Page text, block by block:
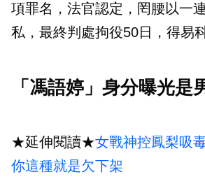
項罪名，法官認定，罔腰以一
私，最終判處拘役50日，得易
「馮語婷」身分曝光是
★延伸閱讀★女戰神控鳳梨吸
你這種就是欠下架